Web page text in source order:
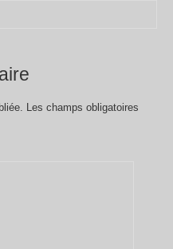
Les champs obligatoires